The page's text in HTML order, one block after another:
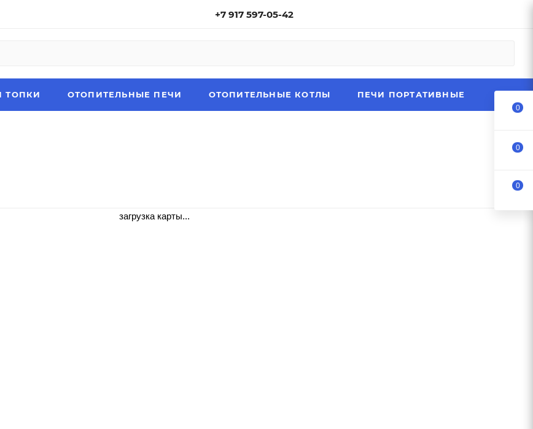
+7 917 597-05-42
ТОПКИ ОТОПИТЕЛЬНЫЕ ПЕЧИ ОТОПИТЕЛЬНЫЕ КОТЛЫ ПЕЧИ ПОРТАТИВНЫЕ
загрузка карты...
0
0
0